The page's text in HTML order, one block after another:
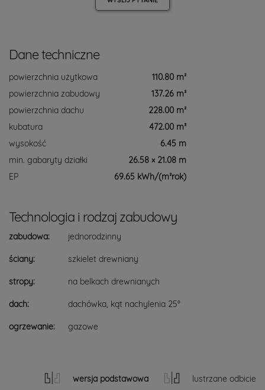
Dane techniczne
powierzchnia użytkowa
110.80 m²
powierzchnia zabudowy
137.26 m²
powierzchnia dachu
228.00 m²
kubatura
472.00 m³
wysokość
6.45 m
min. gabaryty działki
26.58 × 21.08 m
EP
69.65 kWh/(m²rok)
Technologia i rodzaj zabudowy
zabudowa: jednorodzinny
ściany: szkielet drewniany
stropy: na belkach drewnianych
dach: dachówka, kąt nachylenia 25°
ogrzewanie: gazowe
wersja podstawowa lustrzane odbicie